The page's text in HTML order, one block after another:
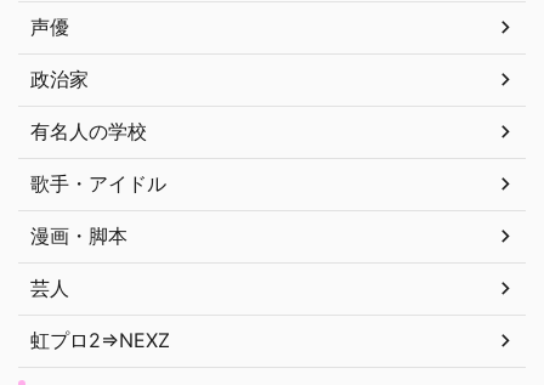
声優
政治家
有名人の学校
歌手・アイドル
漫画・脚本
芸人
虹プロ2⇒NEXZ